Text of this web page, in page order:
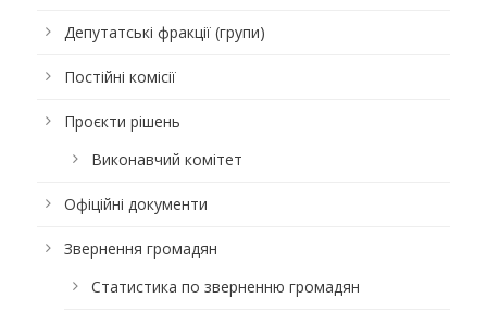
Депутатські фракції (групи)
Постійні комісії
Проєкти рішень
Виконавчий комітет
Офіційні документи
Звернення громадян
Статистика по зверненню громадян